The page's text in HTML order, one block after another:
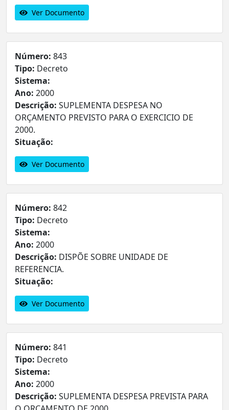
Ver Documento
Número: 843
Tipo: Decreto
Sistema:
Ano: 2000
Descrição: SUPLEMENTA DESPESA NO
ORÇAMENTO PREVISTO PARA O EXERCICIO DE
2000.
Situação:
Ver Documento
Número: 842
Tipo: Decreto
Sistema:
Ano: 2000
Descrição: DISPÕE SOBRE UNIDADE DE
REFERENCIA.
Situação:
Ver Documento
Número: 841
Tipo: Decreto
Sistema:
Ano: 2000
Descrição: SUPLEMENTA DESPESA PREVISTA PARA